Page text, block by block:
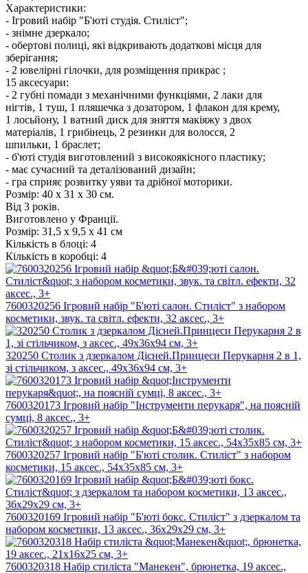
Характеристики:
- Ігровий набір "Б'юті студія. Стиліст";
- знімне дзеркало;
- обертові полиці, які відкривають додаткові місця для
зберігання;
- 2 ювелірні гілочки, для розміщення прикрас ;
15 аксесуари:
- 2 губні помади з механічними функціями, 2 лаки для
нігтів, 1 туш, 1 пляшечка з дозатором, 1 флакон для крему,
1 лосьйону, 1 ватний диск для зняття макіяжу з двох
матеріалів, 1 грибінець, 2 резинки для волосся, 2
шпильки, 1 браслет;
- б'юті студія виготовлений з високоякісного пластику;
- має сучасний та деталізований дизайн;
- гра сприяє розвитку уяви та дрібної моторики.
Розмір: 40 x 31 x 30 см.
Від 3 років.
Виготовлено у Франції.
Розмір: 31,5 х 9,5 х 41 см
Кількість в блоці: 4
Кількість в коробці: 4
7600320256 Ігровий набір "Б'юті салон. Стиліст" з набором
косметики, звук. та світл. ефекти, 32 аксес., 3+
320250 Столик з дзеркалом Дісней.Принцеси Перукарня 2 в 1,
зі стільчиком, з аксес., 49х36х94 см, 3+
7600320173 Ігровий набір "Інструменти перукаря", на поясній
сумці, 8 аксес., 3+
7600320257 Ігровий набір "Б'юті столик. Стиліст" з набором
косметики, 15 аксес., 54х35х85 см, 3+
7600320169 Ігровий набір "Б'юті бокс. Стиліст" з дзеркалом та
набором косметики, 13 аксес., 36х29х29 см, 3+
7600320318 Набір стиліста "Манекен", брюнетка, 19 аксес.,